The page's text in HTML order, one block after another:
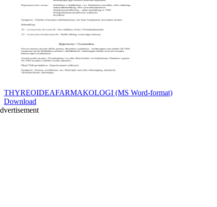
THYREOIDEAFARMAKOLOGI (MS Word-format)
Download